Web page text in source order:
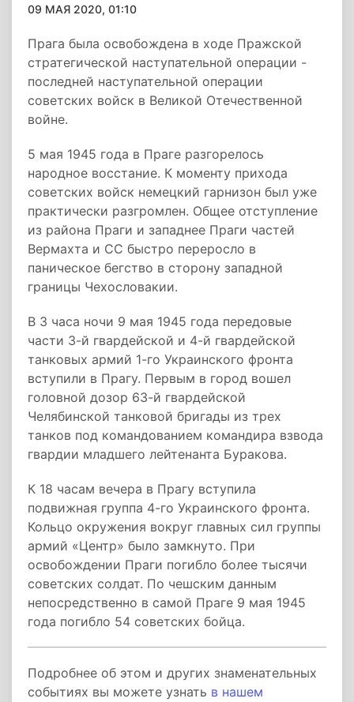
09 МАЯ 2020, 01:10
Прага была освобождена в ходе Пражской
стратегической наступательной операции -
последней наступательной операции
советских войск в Великой Отечественной
войне.
5 мая 1945 года в Праге разгорелось
народное восстание. К моменту прихода
советских войск немецкий гарнизон был уже
практически разгромлен. Общее отступление
из района Праги и западнее Праги частей
Вермахта и СС быстро переросло в
паническое бегство в сторону западной
границы Чехословакии.
В 3 часа ночи 9 мая 1945 года передовые
части 3-й гвардейской и 4-й гвардейской
танковых армий 1-го Украинского фронта
вступили в Прагу. Первым в город вошел
головной дозор 63-й гвардейской
Челябинской танковой бригады из трех
танков под командованием командира взвода
гвардии младшего лейтенанта Буракова.
К 18 часам вечера в Прагу вступила
подвижная группа 4-го Украинского фронта.
Кольцо окружения вокруг главных сил группы
армий «Центр» было замкнуто. При
освобождении Праги погибло более тысячи
советских солдат. По чешским данным
непосредственно в самой Праге 9 мая 1945
года погибло 54 советских бойца.
Подробнее об этом и других знаменательных
событиях вы можете узнать в нашем